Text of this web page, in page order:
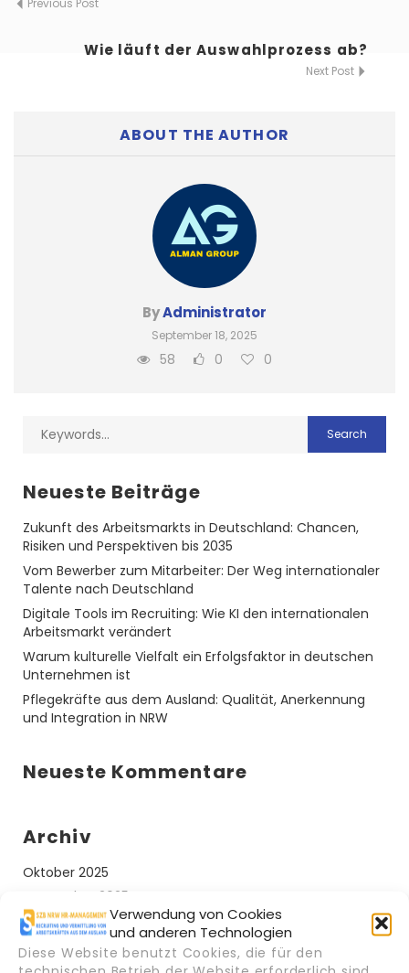
Verwendung von Cookies
und anderen Technologien
Diese Website benutzt Cookies, die für den
Previous Post
Wie läuft der Auswahlprozess ab?
Next Post
ABOUT THE AUTHOR
ByAdministrator
September 18, 2025
58 0 0
Neueste Beiträge
Zukunft des Arbeitsmarkts in Deutschland: Chancen,
Risiken und Perspektiven bis 2035
Vom Bewerber zum Mitarbeiter: Der Weg internationaler
Talente nach Deutschland
Digitale Tools im Recruiting: Wie KI den internationalen
Arbeitsmarkt verändert
Warum kulturelle Vielfalt ein Erfolgsfaktor in deutschen
Unternehmen ist
Pflegekräfte aus dem Ausland: Qualität, Anerkennung
und Integration in NRW
Neueste Kommentare
Archiv
Oktober 2025
September 2025
Kategorien